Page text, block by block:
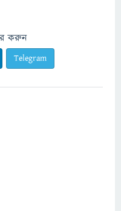
করুন
Telegram